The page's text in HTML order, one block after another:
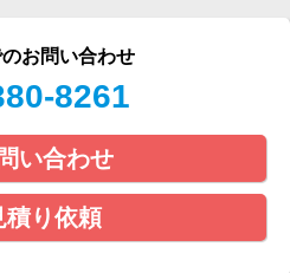
お問い合わせ
8261
い合わせ
積り依頼